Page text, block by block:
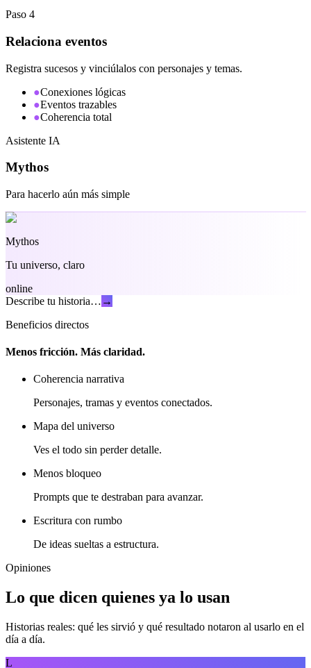
Paso 4
Relaciona eventos
Registra sucesos y vinciúlalos con personajes y temas.
●Conexiones lógicas
●Eventos trazables
●Coherencia total
Asistente IA
Mythos
Para hacerlo aún más simple
Mythos
Tu universo, claro
online
Describe tu historia… →
Beneficios directos
Menos fricción. Más claridad.
Coherencia narrativa
Personajes, tramas y eventos conectados.
Mapa del universo
Ves el todo sin perder detalle.
Menos bloqueo
Prompts que te destraban para avanzar.
Escritura con rumbo
De ideas sueltas a estructura.
Opiniones
Lo que dicen quienes ya lo usan
Historias reales: qué les sirvió y qué resultado notaron al usarlo en el
día a día.
L